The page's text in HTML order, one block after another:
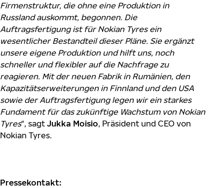
Firmenstruktur, die ohne eine Produktion in
Russland auskommt, begonnen. Die
Auftragsfertigung ist für Nokian Tyres ein
wesentlicher Bestandteil dieser Pläne. Sie ergänzt
unsere eigene Produktion und hilft uns, noch
schneller und flexibler auf die Nachfrage zu
reagieren. Mit der neuen Fabrik in Rumänien, den
Kapazitätserweiterungen in Finnland und den USA
sowie der Auftragsfertigung legen wir ein starkes
Fundament für das zukünftige Wachstum von Nokian
Tyres“, sagt Jukka Moisio, Präsident und CEO von
Nokian Tyres.
Pressekontakt: